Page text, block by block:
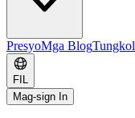
PresyoMga BlogTungkol
FIL
Mag-sign In